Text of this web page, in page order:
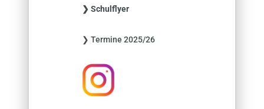
n
a
h
:
❯ Schulflyer
❯ Termine 2025/26